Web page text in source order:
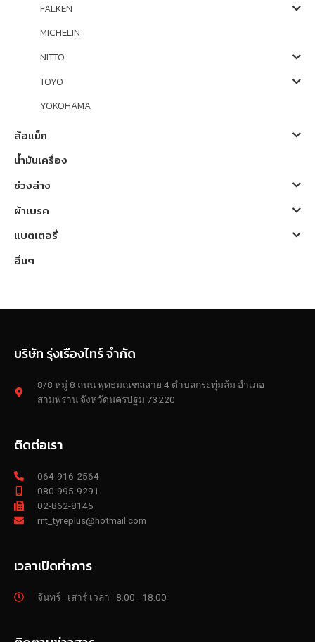
FALKEN
MICHELIN
NITTO
TOYO
YOKOHAMA
ล้อแม็ก
น้ำมันเครื่อง
ช่วงล่าง
ผ้าเบรค
แบตเตอรี่
อื่นๆ
บริษัท รุ่งเรืองไทร์ จำกัด
8/8 หมู่ 8 ถนน พุทธมณฑลสาย 4 ตำบลกระทุ่มล้ม อำเภอ
สามพราน จังหวัดนครปฐม 73220
ติดต่อเรา
064-916-2564
080-995-9291
02-862-8145
rrt_tyreplus@hotmail.com
เวลาเปิดทำการ
จันทร์ - เสาร์ เวลา 8.00 - 18.00